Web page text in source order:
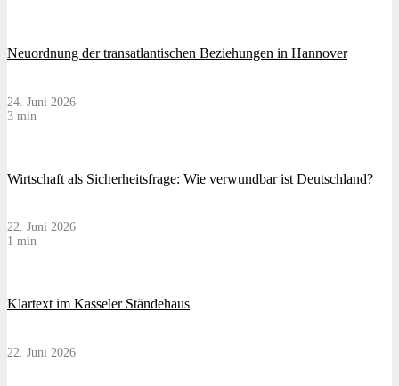
Neuordnung der transatlantischen Beziehungen in Hannover
24. Juni 2026
3 min
Wirtschaft als Sicherheitsfrage: Wie verwundbar ist Deutschland?
22. Juni 2026
1 min
Klartext im Kasseler Ständehaus
22. Juni 2026